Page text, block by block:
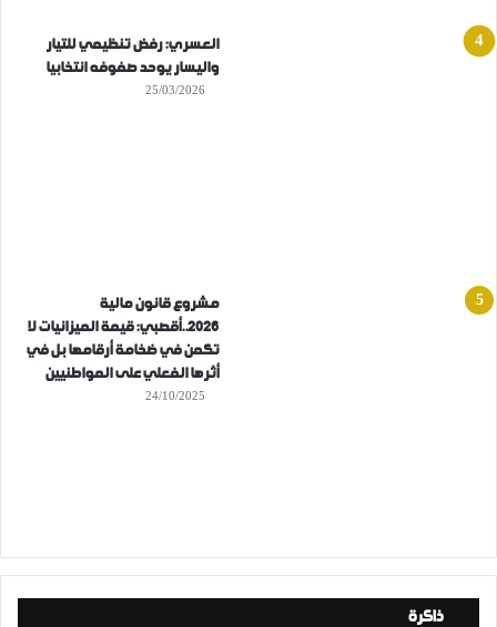
العسري: رفض تنظيمي للتيار
واليسار يوحد صفوفه انتخابيا
25/03/2026
مشروع قانون مالية
2026..أقصبي: قيمة الميزانيات لا
تكمن في ضخامة أرقامها بل في
أثرها الفعلي على المواطنيين
24/10/2025
ذاكرة